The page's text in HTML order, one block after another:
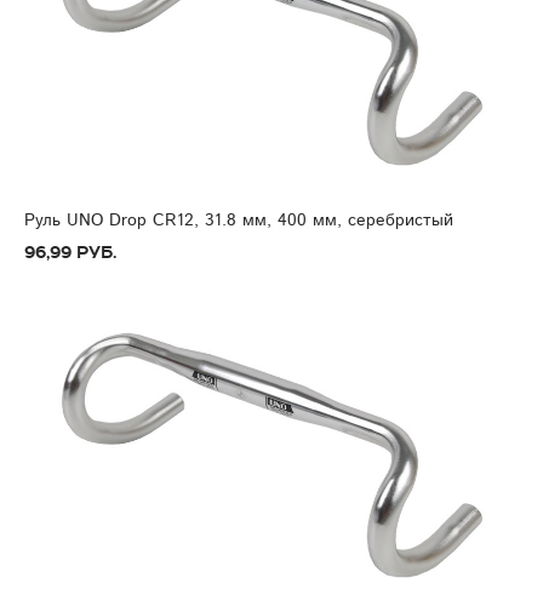
Руль UNO Drop CR12, 31.8 мм, 400 мм, серебристый
96,99 руб.